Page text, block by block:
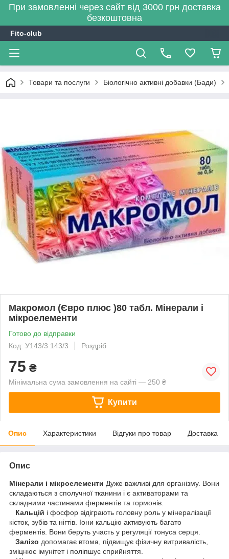
При замовленні через сайт від 3000 грн доставка
безкоштовна
Fito-club
Товари та послуги Біологічно активні добавки (Бади)
Макромол (Євро плюс )80 табл. Мінерали і
мікроелементи
Готово до відправки
Код: У143/3 143/3
Роздріб
75 ₴
Мінімальна сума замовлення на сайті — 250 ₴
Купити
Опис Характеристики Відгуки про товар Доставка
Опис
Мінерали і мікроелементи Дуже важливі для організму. Вони
складаються з сполучної тканини і є активаторами та
складними частинами ферментів та гормонів.
Кальцій і фосфор відіграють головну роль у мінералізації
кісток, зубів та нігтів. Іони кальцію активують багато
ферментів. Вони беруть участь у регуляції тонуса серця.
Залізо допомагає втома, підвищує фізичну витривалість,
зміцнює імунітет і поліпшує сприйняття.